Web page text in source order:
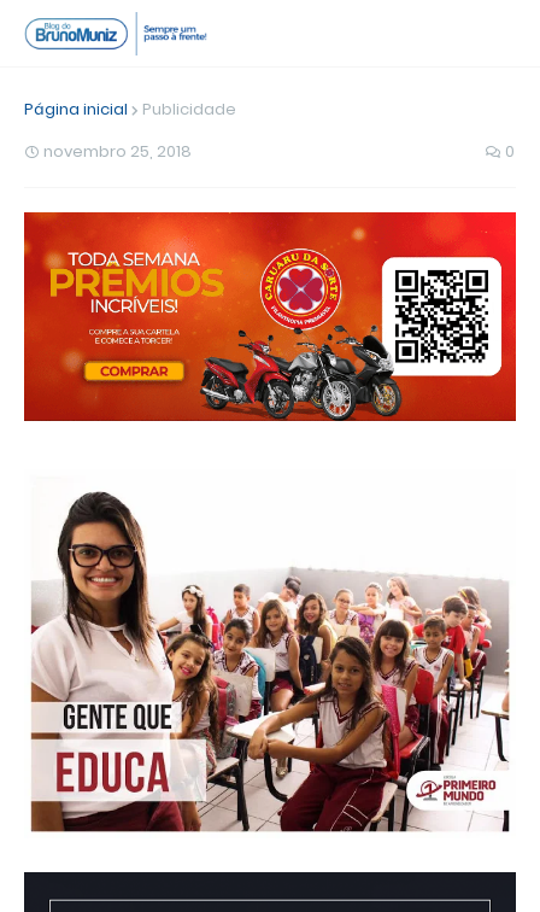
Página inicial
Publicidade
novembro 25, 2018
0